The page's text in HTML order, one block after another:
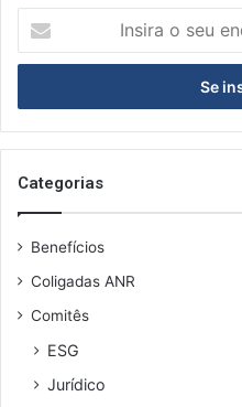
s
r
a
s
e
n
e
Categorias
Benefícios
Coligadas ANR
Comitês
ESG
Jurídico